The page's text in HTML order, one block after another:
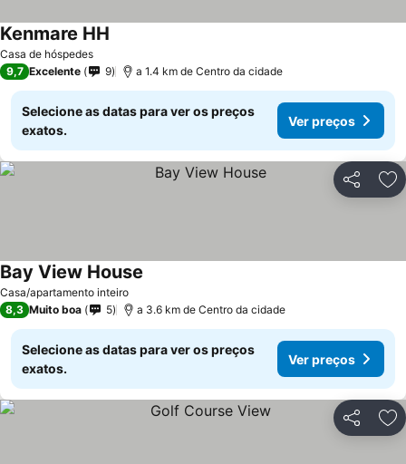
Casa de hóspedes
Kenmare HH
9,7 Excelente 9 a 1.4 km de Centro da cidade
Selecione as datas para ver os preços
exatos.
Ver preços
Partilhar
Casa/apartamento inteiro
Bay View House
8,3 Muito boa 5 a 3.6 km de Centro da cidade
Selecione as datas para ver os preços
exatos.
Ver preços
Partilhar